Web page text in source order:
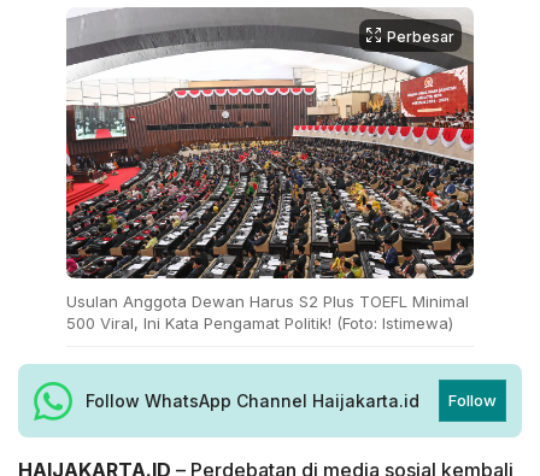
Perbesar
Usulan Anggota Dewan Harus S2 Plus TOEFL Minimal
500 Viral, Ini Kata Pengamat Politik! (Foto: Istimewa)
Follow WhatsApp Channel Haijakarta.id Follow
HAIJAKARTA.ID – Perdebatan di media sosial kembali